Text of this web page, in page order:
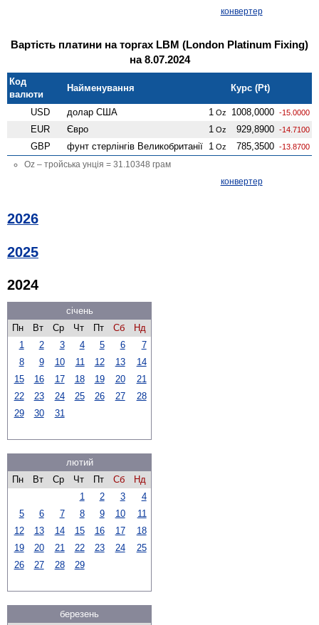
конвертер
Вартість платини на торгах LBM (London Platinum Fixing)
на 8.07.2024
Код
валюти
Найменування Курс (Pt)
USD долар США 1 Oz 1008,0000 -15.0000
EUR Євро 1 Oz 929,8900 -14.7100
GBP фунт стерлінгів Велико­британії 1 Oz 785,3500 -13.8700
Oz – тройська унція = 31.10348 грам
конвертер
2026
2025
2024
січень
Пн
Вт Ср Чт Пт Сб
Нд
1
2 3 4 5 6
7
8
9 10 11 12 13
14
15
16 17 18 19 20
21
22
23 24 25 26 27
28
29
30 31
лютий
Пн
Вт Ср Чт Пт Сб
Нд
1
2 3
4
5
6 7 8 9 10
11
12
13 14 15 16 17
18
19
20 21 22 23 24
25
26
27 28 29
березень